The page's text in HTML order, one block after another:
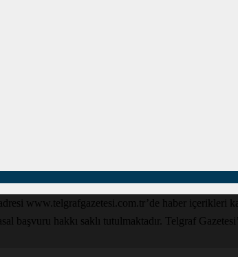
www.telgrafgazetesi.com.tr’de haber içerikleri
başvuru hakkı saklı tutulmaktadır. Telgraf